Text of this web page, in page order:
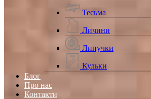
Тесьма
Личини
Липучки
Кульки
Блог
Про нас
Контакти